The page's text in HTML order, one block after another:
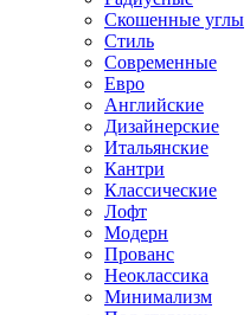
Скошенные углы
Стиль
Современные
Евро
Английские
Дизайнерские
Итальянские
Кантри
Классические
Лофт
Модерн
Прованс
Неоклассика
Минимализм